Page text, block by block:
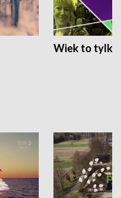
Wiek to tylko